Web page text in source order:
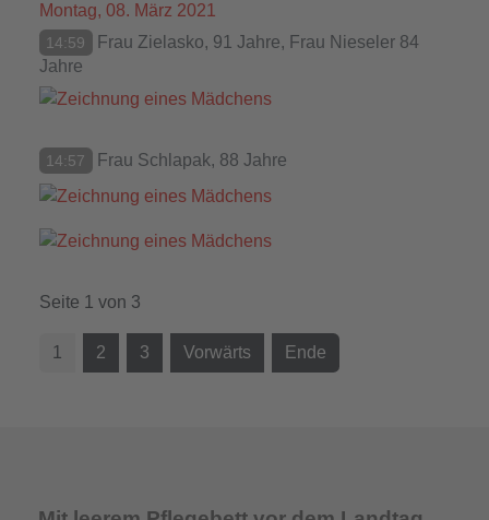
Montag, 08. März 2021
14:59
Frau Zielasko, 91 Jahre, Frau Nieseler 84
Jahre
14:57 Frau Schlapak, 88 Jahre
Seite 1 von 3
1 2 3 Vorwärts Ende